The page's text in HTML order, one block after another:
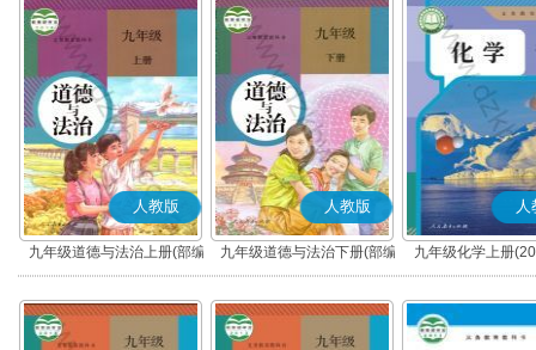
人教版
九年级道德与法治上册(部编
版)
人教版
九年级道德与法治下册(部编
版)
人
九年级化学上册